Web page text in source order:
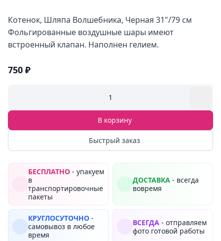
Котенок, Шляпа Волшебника, Черная 31"/79 см
Фольгированные воздушные шары имеют
встроенный клапан. Наполнен гелием.
750 ₽
1
В корзину
Быстрый заказ
БЕСПЛАТНО - упакуем
в
транспортировочные
пакеты
ДОСТАВКА - всегда
вовремя
КРУГЛОСУТОЧНО -
самовывоз в любое
время
ВСЕГДА - отправляем
фото готовой работы